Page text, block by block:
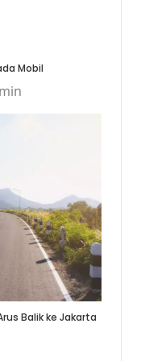
Mobil
Balik ke Jakarta